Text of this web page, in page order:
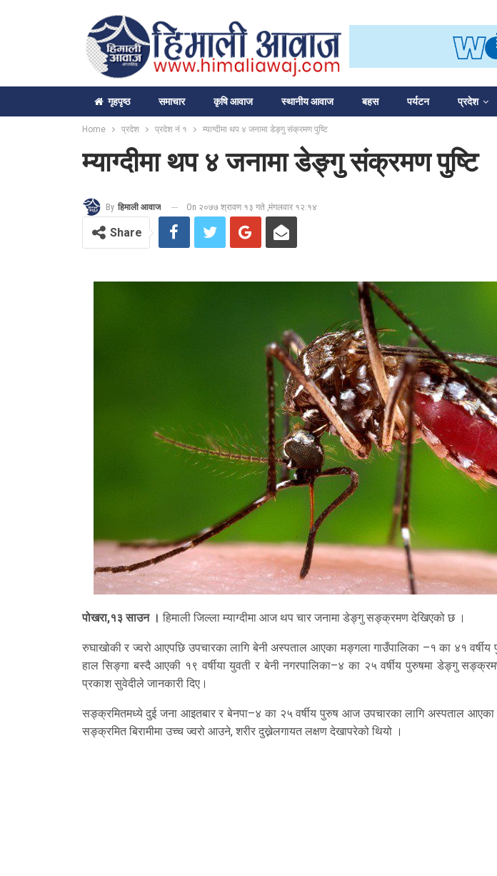
गृहपृष्‍ठ समाचार कृषि आवाज स्थानीय आवाज बहस पर्यटन प्रदेश
Home प्रदेश प्रदेश नं १ म्याग्दीमा थप ४ जनामा डेङ्गु संक्रमण पुष्टि
म्याग्दीमा थप ४ जनामा डेङ्गु संक्रमण पुष्टि
By हिमाली आवाज On २०७७ श्रावण १३ गते ,मंगलवार १२:१४
Share
पोखरा,१३ साउन । हिमाली जिल्ला म्याग्दीमा आज थप चार जनामा डेङ्गु सङ्क्रमण देखिएको छ ।
रुघाखोकी र ज्वरो आएपछि उपचारका लागि बेनी अस्पताल आएका मङ्गला गाउँपालिका –१ का ४१ वर्षीय
हाल सिङ्गा बस्दै आएकी १९ वर्षीया युवती र बेनी नगरपालिका–४ का २५ वर्षीय पुरुषमा डेङ्गु
प्रकाश सुवेदीले जानकारी दिए।
सङ्क्रमितमध्ये दुई जना आइतबार र बेनपा–४ का २५ वर्षीय पुरुष आज उपचारका लागि अस्पताल
सङ्क्रमित बिरामीमा उच्च ज्वरो आउने, शरीर दुख्नेलगायत लक्षण देखापरेको थियो ।